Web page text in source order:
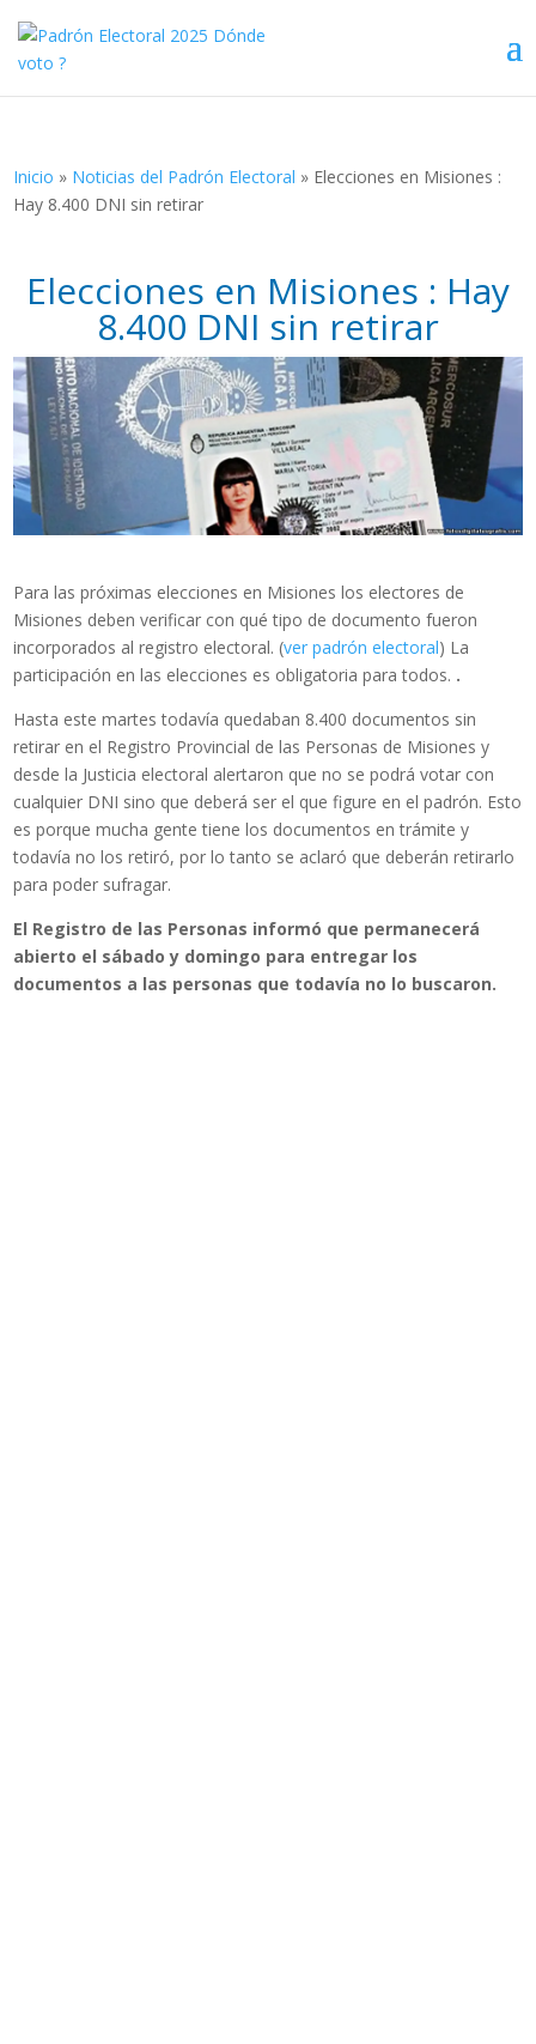
Inicio » Noticias del Padrón Electoral » Elecciones en Misiones :
Hay 8.400 DNI sin retirar
Elecciones en Misiones : Hay
8.400 DNI sin retirar
Para las próximas elecciones en Misiones los electores de
Misiones deben verificar con qué tipo de documento fueron
incorporados al registro electoral. (ver padrón electoral) La
participación en las elecciones es obligatoria para todos. .
Hasta este martes todavía quedaban 8.400 documentos sin
retirar en el Registro Provincial de las Personas de Misiones y
desde la Justicia electoral alertaron que no se podrá votar con
cualquier DNI sino que deberá ser el que figure en el padrón. Esto
es porque mucha gente tiene los documentos en trámite y
todavía no los retiró, por lo tanto se aclaró que deberán retirarlo
para poder sufragar.
El Registro de las Personas informó que permanecerá
abierto el sábado y domingo para entregar los
documentos a las personas que todavía no lo buscaron.